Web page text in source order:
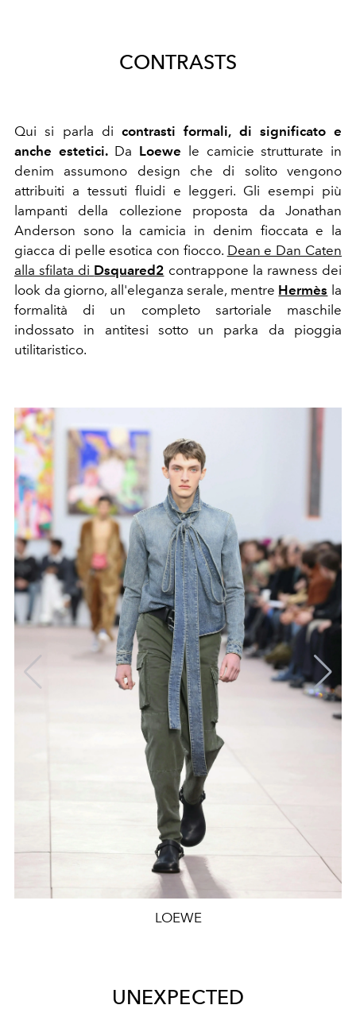
CONTRASTS
Qui si parla di contrasti formali, di significato e
anche estetici.Da Loewe le camicie strutturate in
denim assumono design che di solito vengono
attribuiti a tessuti fluidi e leggeri. Gli esempi più
lampanti della collezione proposta da Jonathan
Anderson sono la camicia in denim fioccata e la
giacca di pelle esotica con fiocco. Dean e Dan Caten
alla sfilata di Dsquared2 contrappone la rawness dei
look da giorno, all'eleganza serale, mentre Hermès la
formalità di un completo sartoriale maschile
indossato in antitesi sotto un parka da pioggia
utilitaristico.
LOEWE
UNEXPECTED